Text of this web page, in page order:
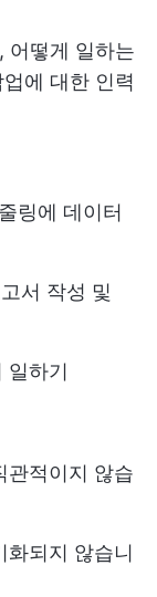
어떻게 일하는
에 대한 인력
링에 데이터
서 작성 및
일하기
관적이지 않습
되지 않습니